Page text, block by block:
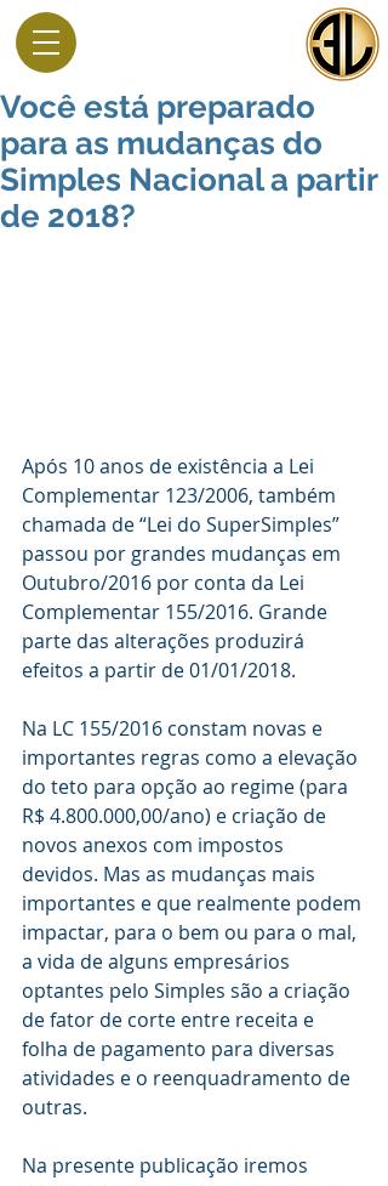
Você está preparado
para as mudanças do
Simples Nacional a partir
de 2018?
Após 10 anos de existência a Lei
Complementar 123/2006, também
chamada de “Lei do SuperSimples”
passou por grandes mudanças em
Outubro/2016 por conta da Lei
Complementar 155/2016. Grande
parte das alterações produzirá
efeitos a partir de 01/01/2018.
Na LC 155/2016 constam novas e
importantes regras como a elevação
do teto para opção ao regime (para
R$ 4.800.000,00/ano) e criação de
novos anexos com impostos
devidos. Mas as mudanças mais
importantes e que realmente podem
impactar, para o bem ou para o mal,
a vida de alguns empresários
optantes pelo Simples são a criação
de fator de corte entre receita e
folha de pagamento para diversas
atividades e o reenquadramento de
outras.
Na presente publicação iremos